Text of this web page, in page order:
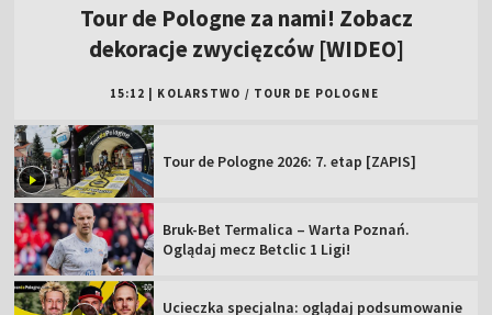
Tour de Pologne za nami! Zobacz
dekoracje zwycięzców [WIDEO]
15:12 KOLARSTWO / TOUR DE POLOGNE
Tour de Pologne 2026: 7. etap [ZAPIS]
Bruk-Bet Termalica – Warta Poznań.
Oglądaj mecz Betclic 1 Ligi!
Ucieczka specjalna: oglądaj podsumowanie